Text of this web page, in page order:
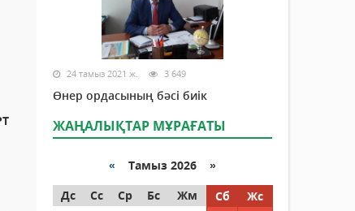
24 тамыз 2021 ж. 3 649
Өнер ордасының бәсі биік
ЖАҢАЛЫҚТАР МҰРАҒАТЫ
« Тамыз 2026 »
Дс
Сс Ср Бс Жм Сб
Жс